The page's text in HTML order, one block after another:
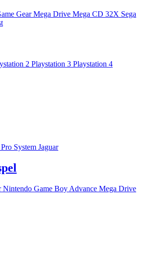
GearMega Drive Mega CD 32X Sega
2 Playstation 3 Playstation 4
System Jaguar
Nintendo Game Boy Advance Mega Drive